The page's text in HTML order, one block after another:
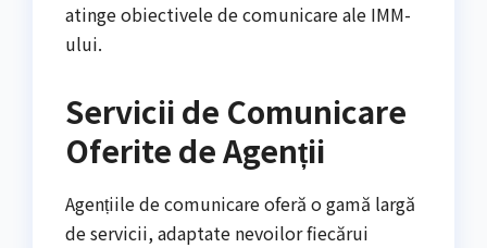
atinge obiectivele de comunicare ale IMM-
ului.
Servicii de Comunicare
Oferite de Agenții
Agențiile de comunicare oferă o gamă largă
de servicii, adaptate nevoilor fiecărui